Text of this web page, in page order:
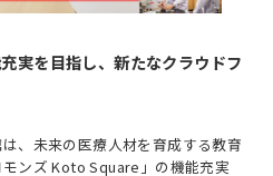
実を目指し、新たなクラウドフ
、未来の医療人材を育成する教育
ンズ Koto Square」の機能充実